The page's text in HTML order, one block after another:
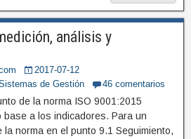
análisis y
2017-07-12
de Gestión 46 comentarios
de la norma ISO 9001:2015
base a los indicadores. Para un
la norma en el punto 9.1 Seguimiento,